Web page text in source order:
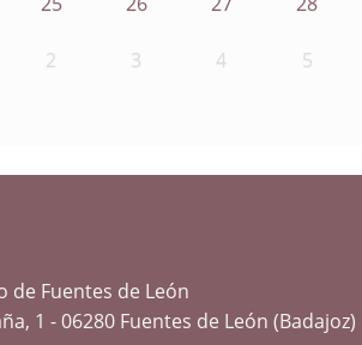
2 3 4 5
de Fuentes de León
1 - 06280 Fuentes de León (Badajoz)